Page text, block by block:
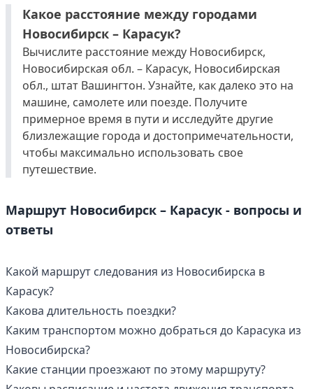
Какое расстояние между городами
Новосибирск – Карасук?
Вычислите расстояние между Новосибирск,
Новосибирская обл. – Карасук, Новосибирская
обл., штат Вашингтон. Узнайте, как далеко это на
машине, самолете или поезде. Получите
примерное время в пути и исследуйте другие
близлежащие города и достопримечательности,
чтобы максимально использовать свое
путешествие.
Маршрут Новосибирск – Карасук - вопросы и
ответы
Какой маршрут следования из Новосибирска в
Карасук?
Какова длительность поездки?
Каким транспортом можно добраться до Карасука из
Новосибирска?
Какие станции проезжают по этому маршруту?